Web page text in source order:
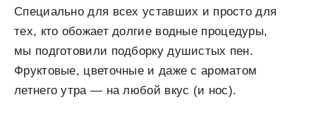
Специально для всех уставших и просто для
тех, кто обожает долгие водные процедуры,
мы подготовили подборку душистых пен.
Фруктовые, цветочные и даже с ароматом
летнего утра — на любой вкус (и нос).